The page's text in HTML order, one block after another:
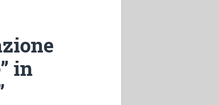
in